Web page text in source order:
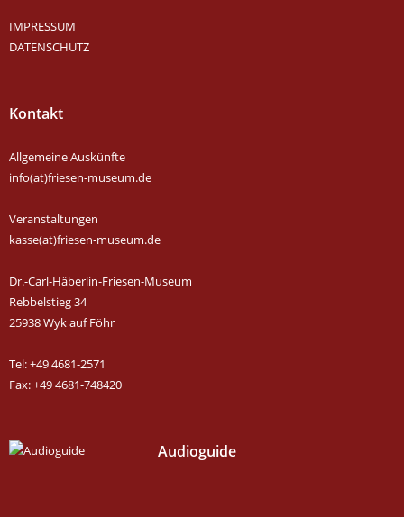
IMPRESSUM
DATENSCHUTZ
Kontakt
Allgemeine Auskünfte
info(at)friesen-museum.de
Veranstaltungen
kasse(at)friesen-museum.de
Dr.-Carl-Häberlin-Friesen-Museum
Rebbelstieg 34
25938 Wyk auf Föhr
Tel: +49 4681-2571
Fax: +49 4681-748420
Audioguide